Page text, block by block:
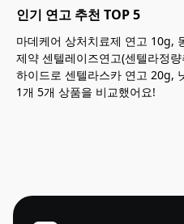
인기 연고 추천 TOP 5
마데케어 상처치료제 연고 10g,
제약 센텔레이즈연고(센텔라정
하이드로 센텔라스카 연고 20g,
1개 5개 상품을 비교했어요!